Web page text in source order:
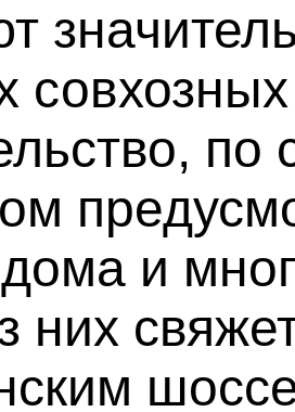
по
и
них